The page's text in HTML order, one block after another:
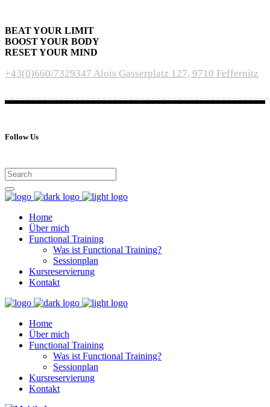
BEAT YOUR LIMIT
BOOST YOUR BODY
RESET YOUR MIND
+43(0)660/7329347 Alois Gasserplatz 127, 9710 Feffernitz
Follow Us
Home
Über mich
Functional Training
Was ist Functional Training?
Sessionplan
Kursreservierung
Kontakt
Home
Über mich
Functional Training
Was ist Functional Training?
Sessionplan
Kursreservierung
Kontakt